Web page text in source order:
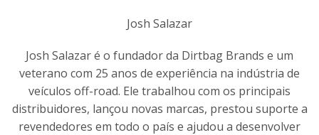
Josh Salazar
Josh Salazar é o fundador da Dirtbag Brands e um
veterano com 25 anos de experiência na indústria de
veículos off-road. Ele trabalhou com os principais
distribuidores, lançou novas marcas, prestou suporte a
revendedores em todo o país e ajudou a desenvolver